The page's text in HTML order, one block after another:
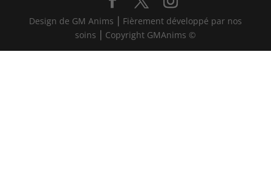
Design de GM Anims ⎮ Fièrement développé par nos
soins ⎮ Copyright GMAnims ©